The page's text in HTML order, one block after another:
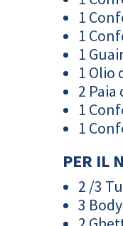
1
1
1
1 Olio
2
1
1
PER IL
2 /3
3